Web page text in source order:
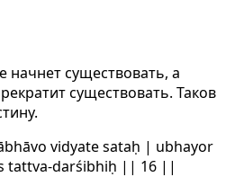
начнет существовать, а
существовать. Таков
vidyate sataḥ | ubhayor
tattva-darśibhiḥ || 16 ||